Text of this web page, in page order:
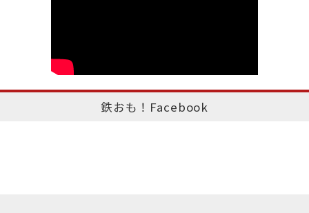
鉄おも！Facebook